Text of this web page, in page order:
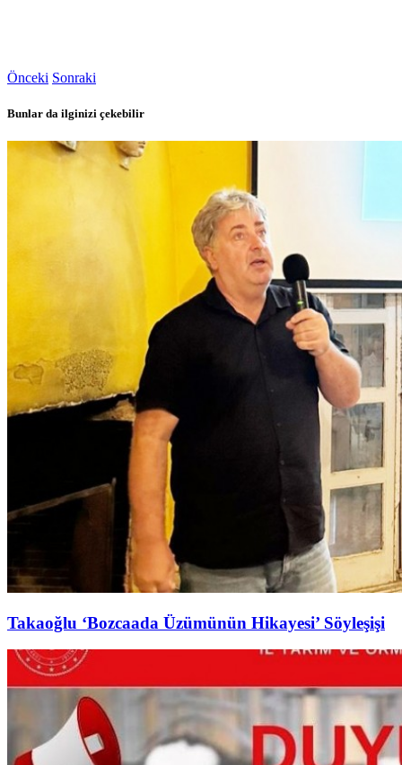
Önceki Sonraki
Bunlar da ilginizi çekebilir
Takaoğlu ‘Bozcaada Üzümünün Hikayesi’ Söyleşişi